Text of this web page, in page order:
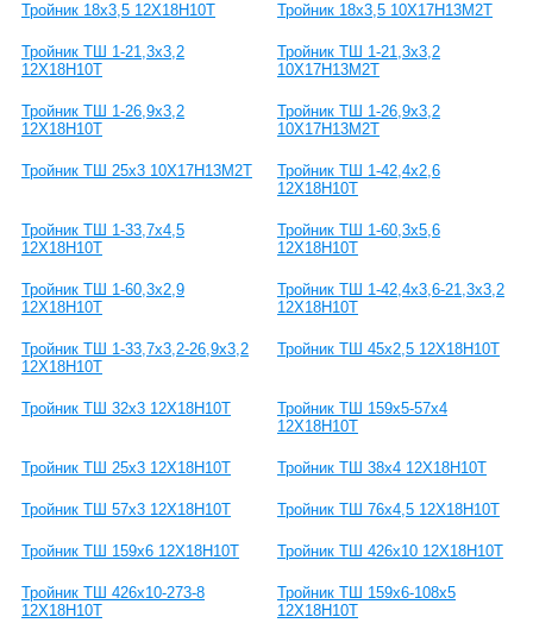
Тройник 18х3,5 12Х18Н10Т Тройник 18х3,5 10Х17Н13М2Т
Тройник ТШ 1-21,3х3,2
12Х18Н10Т
Тройник ТШ 1-21,3х3,2
10Х17Н13М2Т
Тройник ТШ 1-26,9х3,2
12Х18Н10Т
Тройник ТШ 1-26,9х3,2
10Х17Н13М2Т
Тройник ТШ 25х3 10Х17Н13М2Т
Тройник ТШ 1-42,4х2,6
12Х18Н10Т
Тройник ТШ 1-33,7х4,5
12Х18Н10Т
Тройник ТШ 1-60,3х5,6
12Х18Н10Т
Тройник ТШ 1-60,3х2,9
12Х18Н10Т
Тройник ТШ 1-42,4х3,6-21,3х3,2
12Х18Н10Т
Тройник ТШ 1-33,7х3,2-26,9х3,2
12Х18Н10Т
Тройник ТШ 45х2,5 12Х18Н10Т
Тройник ТШ 32х3 12Х18Н10Т
Тройник ТШ 159х5-57х4
12Х18Н10Т
Тройник ТШ 25х3 12Х18Н10Т Тройник ТШ 38х4 12Х18Н10Т
Тройник ТШ 57х3 12Х18Н10Т Тройник ТШ 76х4,5 12Х18Н10Т
Тройник ТШ 159х6 12Х18Н10Т Тройник ТШ 426х10 12Х18Н10Т
Тройник ТШ 426х10-273-8
12Х18Н10Т
Тройник ТШ 159х6-108х5
12Х18Н10Т